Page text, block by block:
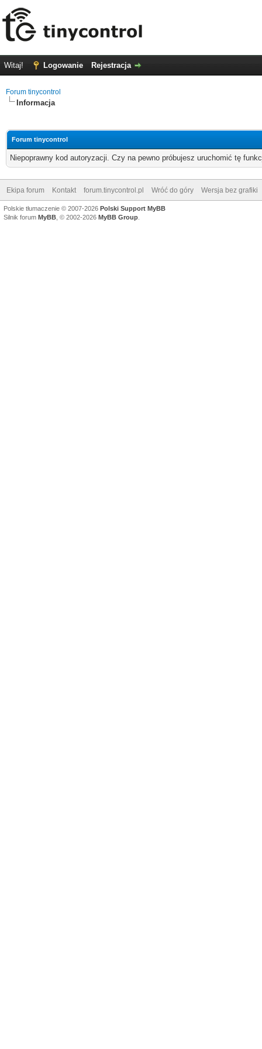
Witaj! Logowanie Rejestracja
Forum tinycontrol
Informacja
Forum tinycontrol
Niepoprawny kod autoryzacji. Czy na pewno próbujesz uruchomić tę
Ekipa forum Kontakt forum.tinycontrol.pl Wróć do góry Wersja bez grafiki
Polskie tłumaczenie © 2007-2026 Polski Support MyBB
Silnik forum MyBB , © 2002-2026 MyBB Group